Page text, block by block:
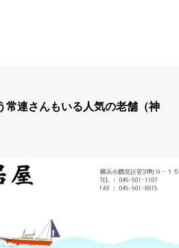
常連さんもいる人気の老舗（神